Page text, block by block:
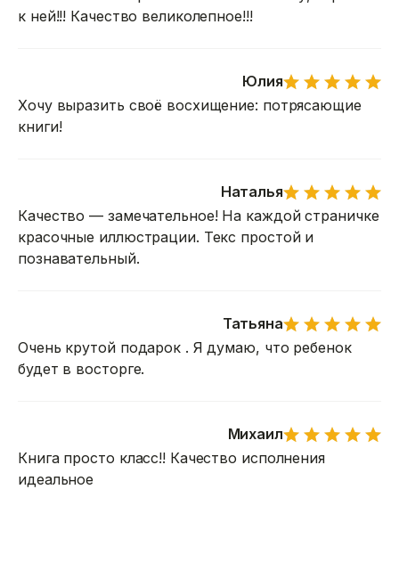
к ней!!! Качество великолепное!!!
Юлия
Хочу выразить своё восхищение: потрясающие
книги!
Наталья
Качество — замечательное! На каждой страничке
красочные иллюстрации. Текс простой и
познавательный.
Татьяна
Очень крутой подарок . Я думаю, что ребенок
будет в восторге.
Михаил
Книга просто класс!! Качество исполнения
идеальное